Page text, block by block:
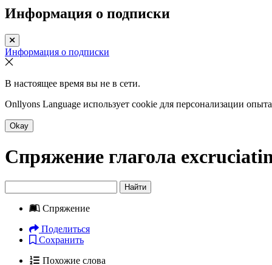
Информация о подписки
Информация о подписки
В настоящее время вы не в сети.
Onllyons Language использует cookie для персонализации
Okay
Спряжение глагола
Найти
Спряжение
Поделиться
Сохранить
Похожие слова